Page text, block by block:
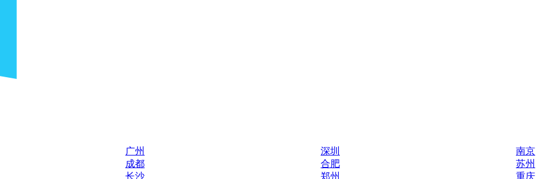
广州 深圳
南京
成都 合肥
苏州
长沙 郑州
重庆